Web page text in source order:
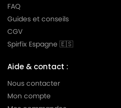
FAQ
Guides et conseils
CGV
Spirfix Espagne 🇪🇸
Aide & contact :
Nous contacter
Mon compte